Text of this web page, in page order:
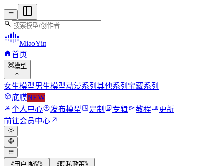
menu
search
MiaoYin
home首页
view_in_ar模型
expand_more
女生模型男生模型动漫系列 其他系列 宝藏系列
deployed_code底膜NEW
person个人中心add_circle发布模型assessment定制 photo_library专辑send教程menu_book更新
前往会员中心north_east
light_mode
language
format_list_bulleted
《用户协议》 《隐私政策》